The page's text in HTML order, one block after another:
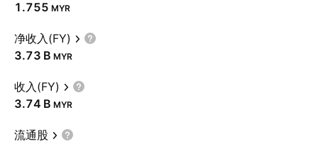
1.755 MYR
净收入(FY)
‪3.73 B‬ MYR
收入(FY)
‪3.74 B‬ MYR
流通股